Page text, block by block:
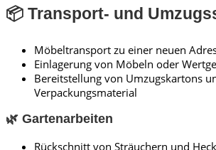
📦 Transport- und
Möbeltransport zu einer neuen
Einlagerung von Möbeln oder
Bereitstellung von Umzugskartons
Verpackungsmaterial
🌿 Gartenarbeiten
Rückschnitt von Sträuchern und